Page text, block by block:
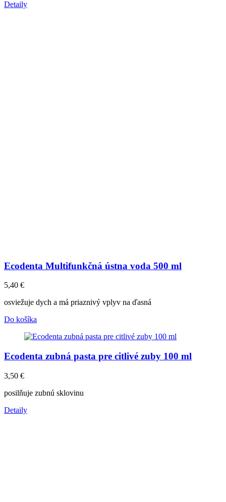
Detaily
Ecodenta Multifunkčná ústna voda 500 ml
5,40 €
osviežuje dych a má priaznivý vplyv na ďasná
Do košíka
Ecodenta zubná pasta pre citlivé zuby 100 ml
3,50 €
posilňuje zubnú sklovinu
Detaily